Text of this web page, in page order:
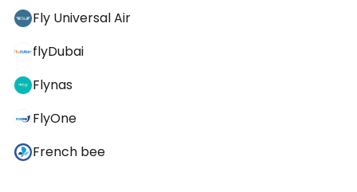
Fly Universal Air
flyDubai
Flynas
FlyOne
French bee